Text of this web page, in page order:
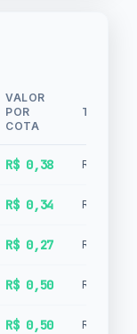
VALOR
POR
COTA
TIPO
R$ 0,38
R$ 0,34
R$ 0,27
R$ 0,50
R$ 0,50